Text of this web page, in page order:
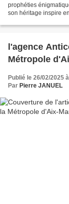
prophéties
son héritage inspire
l'agence
Métropole
Publié le 26/02/2025
Par Pierre JANUEL